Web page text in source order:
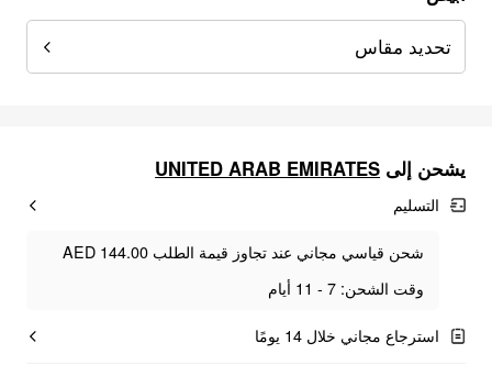
تحديد مقاس
يشحن إلى UNITED ARAB EMIRATES
التسليم
شحن قياسي مجاني عند تجاوز قيمة الطلب AED 144.00
وقت الشحن: 7 - 11 أيام
استرجاع مجاني خلال 14 يومًا